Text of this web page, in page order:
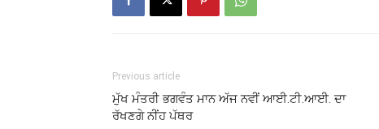
Previous article
ਮੁੱਖ ਮੰਤਰੀ ਭਗਵੰਤ ਮਾਨ ਅੱਜ ਨਵੀਂ ਆਈ.ਟੀ.ਆਈ. ਦਾ
ਰੱਖਣਗੇ ਨੀਂਹ ਪੱਥਰ